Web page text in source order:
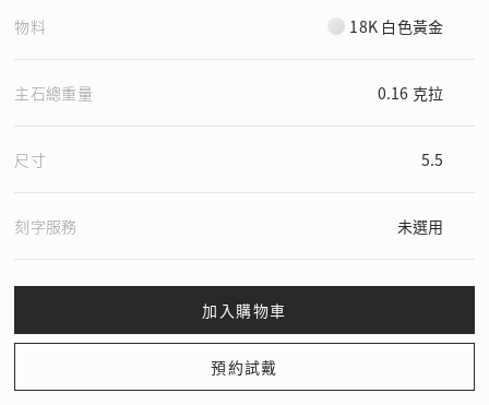
物料 18K 白色黃金
主石總重量 0.16 克拉
尺寸 5.5
刻字服務 未選用